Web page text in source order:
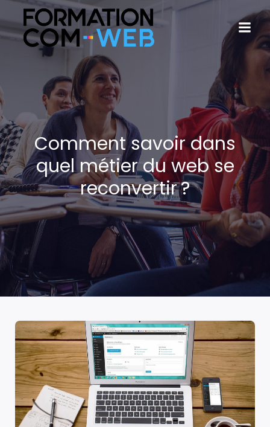
Comment savoir dans
quel métier du web se
reconvertir ?